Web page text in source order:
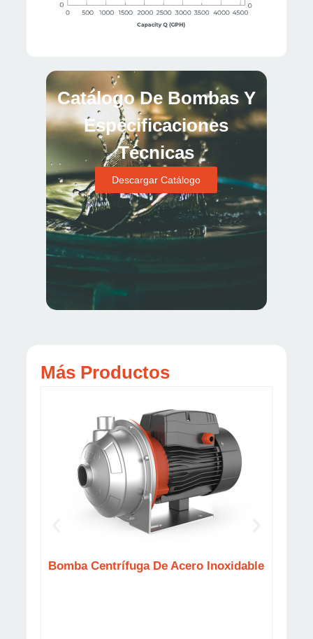
Catálogo De Bombas Y
Especificaciones
Técnicas
Descargar Catálogo
Más Productos
Bomba Centrífuga De Acero Inoxidable